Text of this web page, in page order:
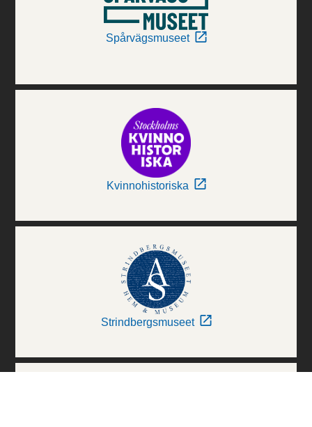
Spårvägsmuseet
Kvinnohistoriska
Strindbergsmuseet